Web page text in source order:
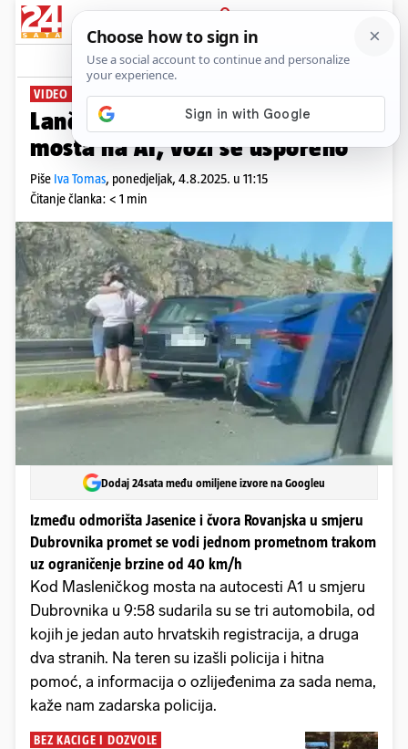
PRIJAVA
News Komentari
VIDEO
Lančani sudar kod Masleničkog
mosta na A1, vozi se usporeno
Piše Iva Tomas, ponedjeljak, 4.8.2025. u 11:15
Čitanje članka: < 1 min
Dodaj 24sata među omiljene izvore na Googleu
Između odmorišta Jasenice i čvora Rovanjska u smjeru
Dubrovnika promet se vodi jednom prometnom trakom
uz ograničenje brzine od 40 km/h
Kod Masleničkog mosta na autocesti A1 u smjeru
Dubrovnika u 9:58 sudarila su se tri automobila, od
kojih je jedan auto hrvatskih registracija, a druga
dva stranih. Na teren su izašli policija i hitna
pomoć, a informacija o ozlijeđenima za sada nema,
kaže nam zadarska policija.
BEZ KACIGE I DOZVOLE